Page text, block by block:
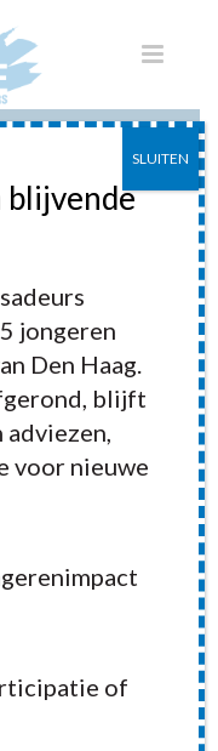
kinderen in
voor
blijvende
jongeren
Den Haag.
blijft
voor nieuwe
of
SLUITEN